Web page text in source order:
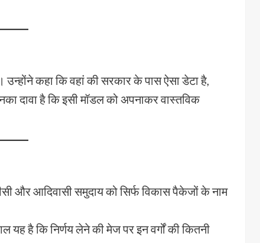
कहा कि वहां की सरकार के पास ऐसा डेटा है,
दावा है कि इसी मॉडल को अपनाकर वास्तविक
और आदिवासी समुदाय को सिर्फ विकास पैकेजों के नाम
है कि निर्णय लेने की मेज पर इन वर्गों की कितनी